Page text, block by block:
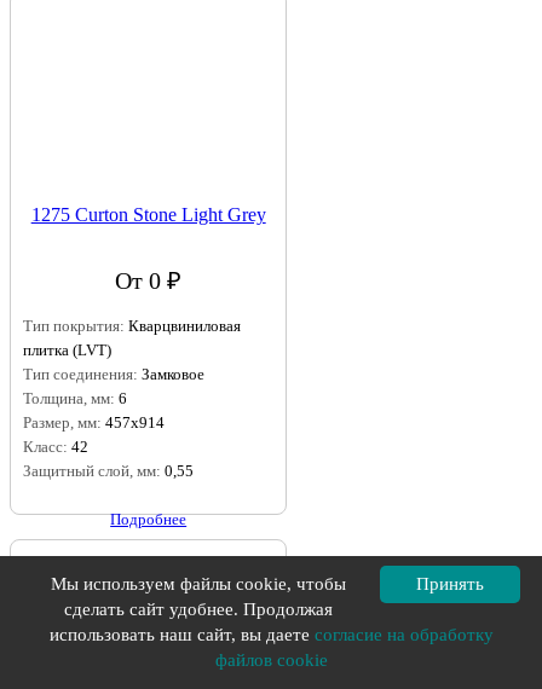
1275 Curton Stone Light Grey
От 0 ₽
Тип покрытия: Кварцвиниловая
плитка (LVT)
Тип соединения: Замковое
Толщина, мм: 6
Размер, мм: 457x914
Класс: 42
Защитный слой, мм: 0,55
Подробнее
Принять
Мы используем файлы cookie, чтобы
сделать сайт удобнее. Продолжая
использовать наш сайт, вы даете согласие на обработку
файлов cookie